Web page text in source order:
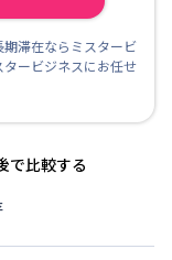
滞在ならミスタービ
ービジネスにお任せ
で比較する